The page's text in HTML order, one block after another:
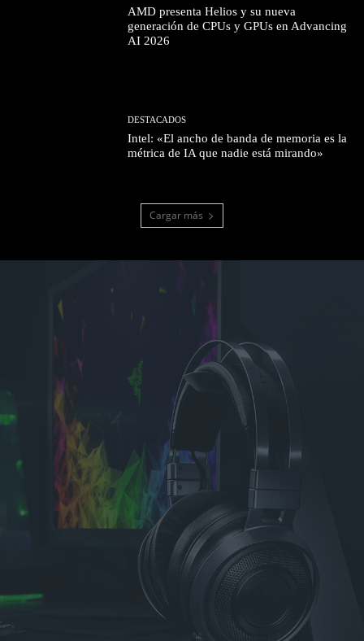
AMD presenta Helios y su nueva
generación de CPUs y GPUs en Advancing
AI 2026
DESTACADOS
Intel: «El ancho de banda de memoria es la
métrica de IA que nadie está mirando»
Cargar más